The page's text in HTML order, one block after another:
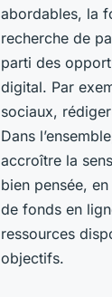
abordables, la
recherche de
parti des
digital. Par
sociaux,
Dans
accroître la
bien pensée,
de fonds en
ressources
objectifs.